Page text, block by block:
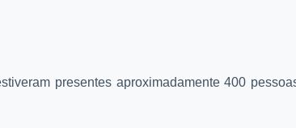
presentes aproximadamente 400